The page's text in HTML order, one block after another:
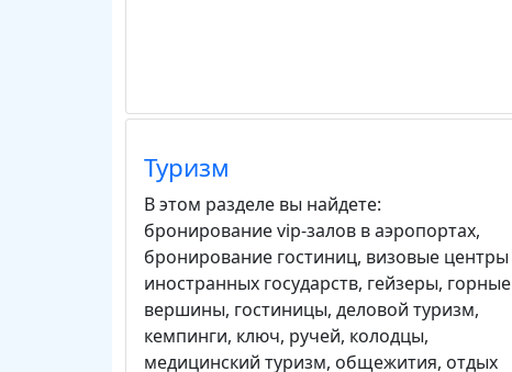
Туризм
В этом разделе вы найдете:
бронирование vip-залов в аэропортах,
бронирование гостиниц, визовые центры
иностранных государств, гейзеры, горные
вершины, гостиницы, деловой туризм,
кемпинги, ключ, ручей, колодцы,
медицинский туризм, общежития, отдых